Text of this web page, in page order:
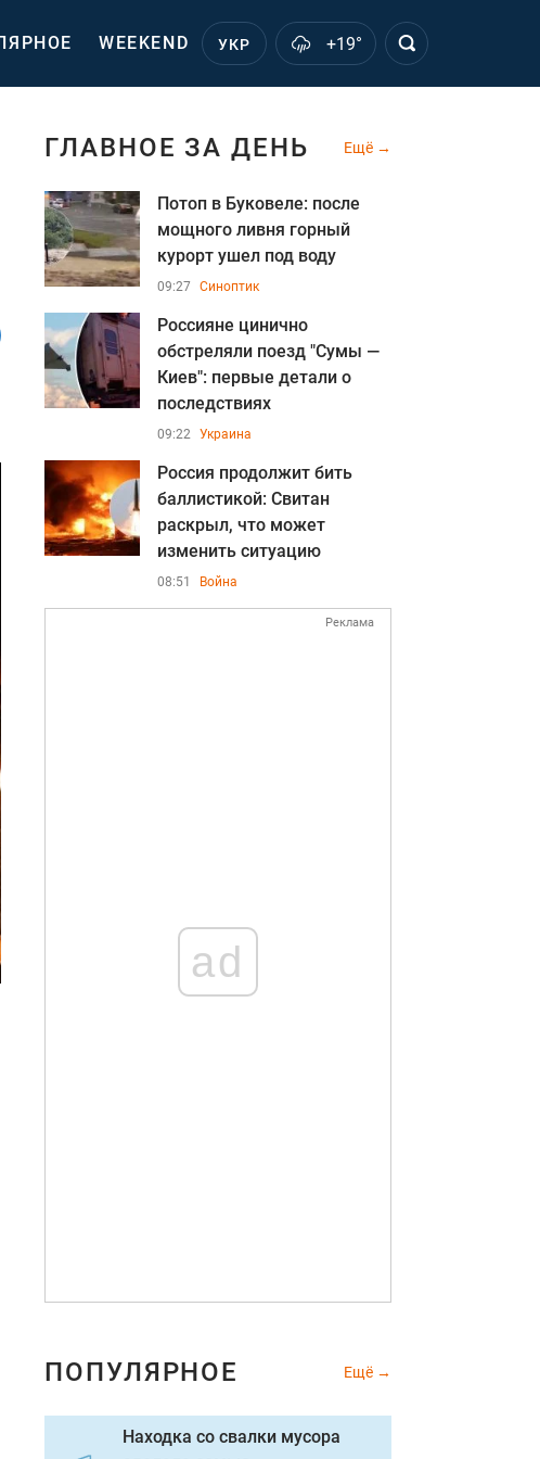
WEEKEND УКР +19°
ГЛАВНОЕ ЗА ДЕНЬ Ещё
Потоп в Буковеле: после
мощного ливня горный
курорт ушел под воду
09:27 Синоптик
Россияне цинично
обстреляли поезд "Сумы —
Киев": первые детали о
последствиях
09:22 Украина
Россия продолжит бить
баллистикой: Свитан
раскрыл, что может
изменить ситуацию
08:51 Война
Реклама
ad
ПОПУЛЯРНОЕ Ещё
Находка со свалки мусора